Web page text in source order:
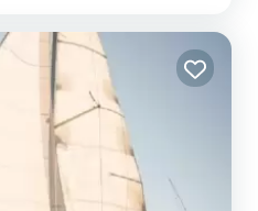
bateau est équip...